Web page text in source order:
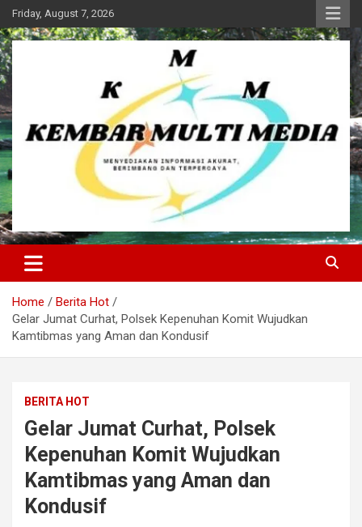
Skip
to
content
Friday, August 7, 2026
Kembar Multi Media
Home
Berita Hot
Gelar Jumat Curhat, Polsek Kepenuhan Komit Wujudkan
Kamtibmas yang Aman dan Kondusif
BERITA HOT
Gelar Jumat Curhat, Polsek
Kepenuhan Komit Wujudkan
Kamtibmas yang Aman dan
Kondusif